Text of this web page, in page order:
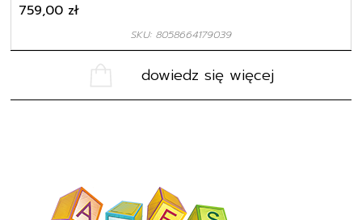
SKU: 8058664179039
759,00 zł
dowiedz się więcej